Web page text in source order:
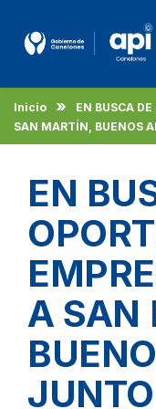
Agencia De Promoción
Empleo
Descargas
Español
Inicio
EN BUSCA
SAN MARTÍN, BUENOS
EN
A SAN